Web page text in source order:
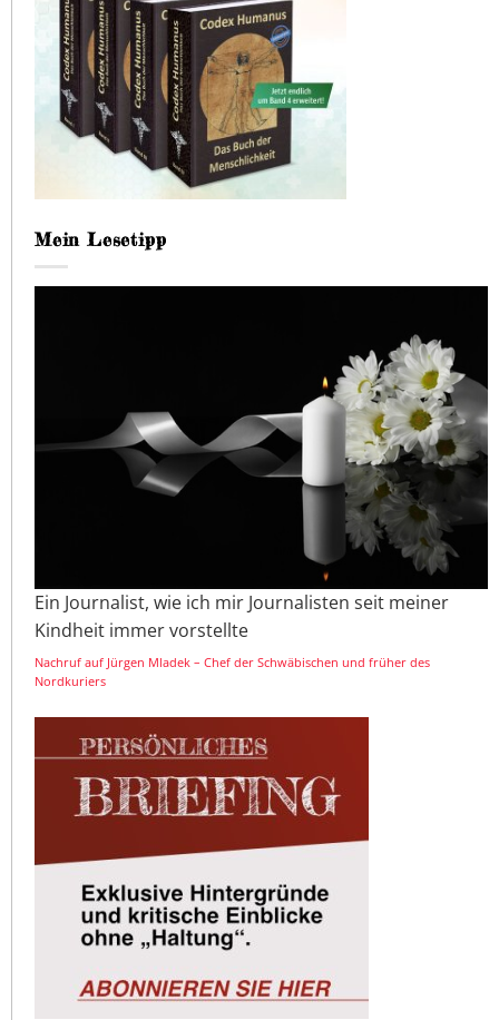
Mein Lesetipp
Ein Journalist, wie ich mir Journalisten seit meiner
Kindheit immer vorstellte
Nachruf auf Jürgen Mladek – Chef der Schwäbischen und früher des
Nordkuriers